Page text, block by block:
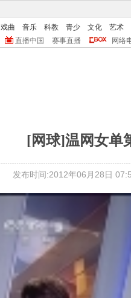
戏曲 音乐 科教 青少 文化
艺术
直播中国 赛事直播 网络
[网球]温网女单
发布时间:2012年06月28日